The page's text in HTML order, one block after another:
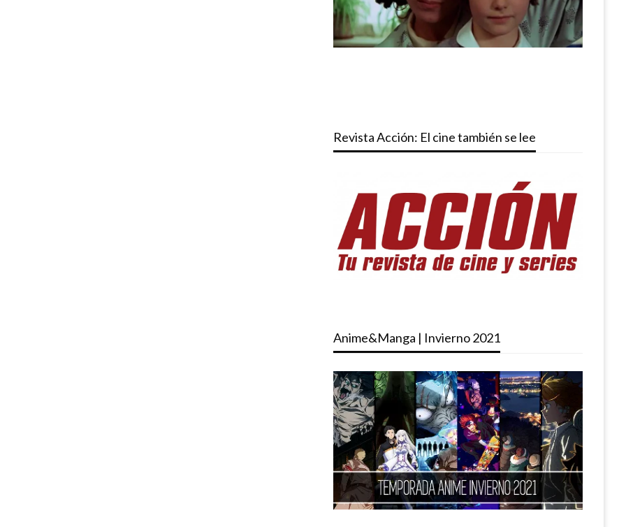
Revista Acción: El cine también se lee
Anime&Manga | Invierno 2021